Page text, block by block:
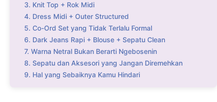
3. Knit Top + Rok Midi
4. Dress Midi + Outer Structured
5. Co-Ord Set yang Tidak Terlalu Formal
6. Dark Jeans Rapi + Blouse + Sepatu Clean
7. Warna Netral Bukan Berarti Ngebosenin
8. Sepatu dan Aksesori yang Jangan Diremehkan
9. Hal yang Sebaiknya Kamu Hindari